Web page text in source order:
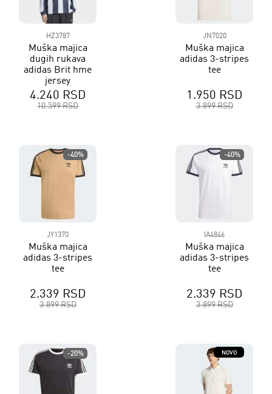
HZ3787
Muška majica
dugih rukava
adidas Brit hme
jersey
4.240 RSD
10.599 RSD
JN7020
Muška majica
adidas 3-stripes
tee
1.950 RSD
3.899 RSD
JY1370
Muška majica
adidas 3-stripes
tee
2.339 RSD
3.899 RSD
-40%
IA4846
Muška majica
adidas 3-stripes
tee
2.339 RSD
3.899 RSD
-40%
-20% NOVO